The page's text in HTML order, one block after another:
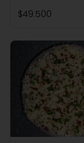
$49.500